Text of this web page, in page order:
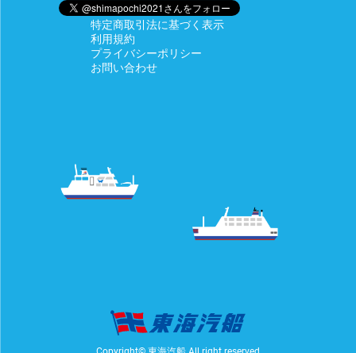
特定商取引法に基づく表示
利用規約
プライバシーポリシー
お問い合わせ